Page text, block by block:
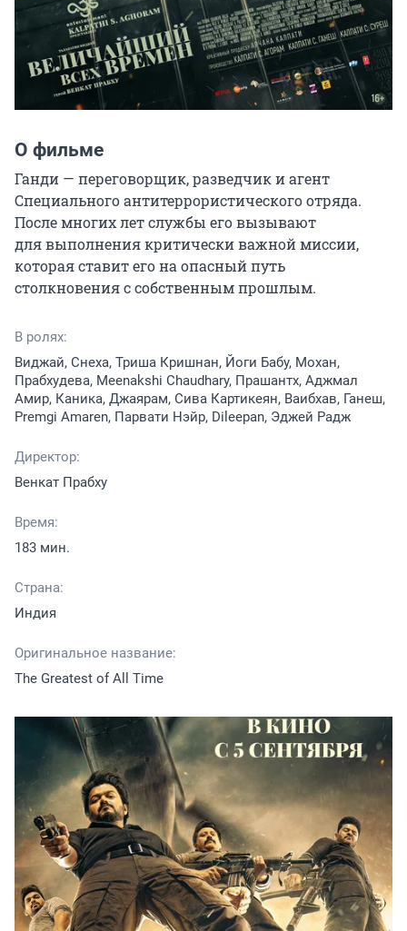
О фильме
Ганди — переговорщик, разведчик и агент
Специального антитеррористического отряда.
После многих лет службы его вызывают
для выполнения критически важной миссии,
которая ставит его на опасный путь
столкновения с собственным прошлым.
В ролях:
Виджай, Снеха, Триша Кришнан, Йоги Бабу, Мохан,
Прабхудева, Meenakshi Chaudhary, Прашантх, Аджмал
Амир, Каника, Джаярам, Сива Картикеян, Ваибхав, Ганеш,
Premgi Amaren, Парвати Нэйр, Dileepan, Эджей Радж
Директор:
Венкат Прабху
Время:
183 мин.
Страна:
Индия
Оригинальное название:
The Greatest of All Time